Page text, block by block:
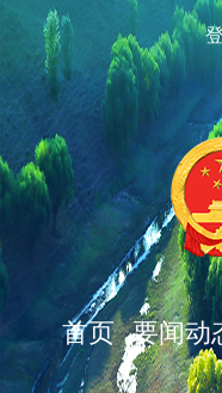
首页 要闻动